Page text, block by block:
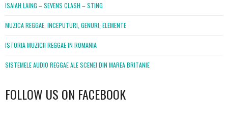
ISAIAH LAING – SEVENS CLASH – STING
MUZICA REGGAE. INCEPUTURI, GENURI, ELEMENTE
ISTORIA MUZICII REGGAE IN ROMANIA
SISTEMELE AUDIO REGGAE ALE SCENEI DIN MAREA BRITANIE
FOLLOW US ON FACEBOOK